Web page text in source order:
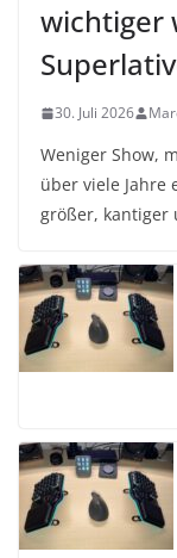
wichtiger
30. Juli 2026
Weniger Show,
über viele Jahre
größer, kantiger